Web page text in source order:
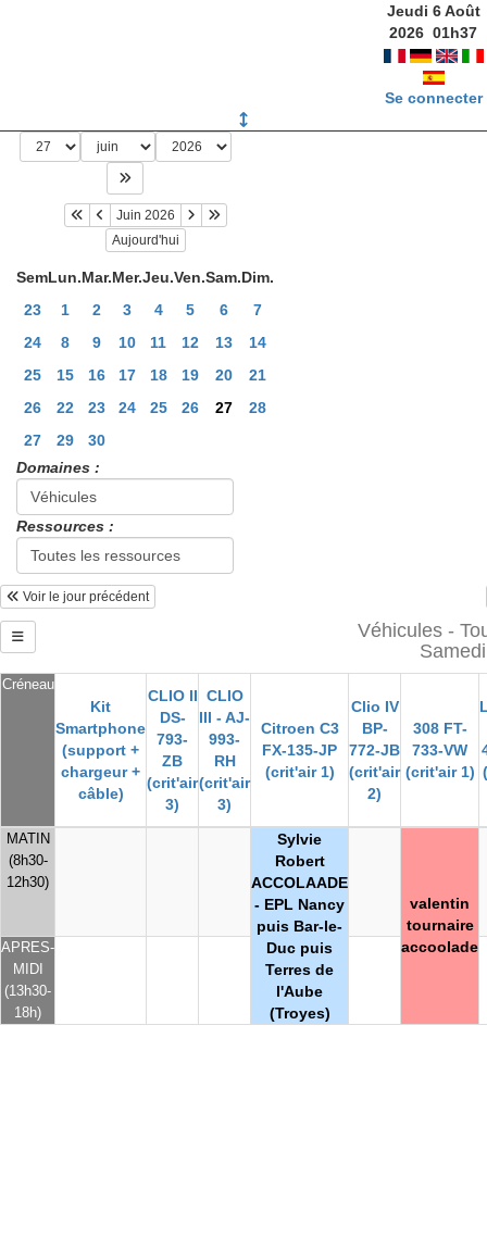
Jeudi 6 Août
2026 01h37
Se connecter
Juin 2026
Aujourd'hui
SemLun.Mar.Mer.Jeu.Ven.Sam.Dim.
23
1 2 3 4 5 6
7
24
8 9 10 11 12 13
14
25
15 16 17 18 19 20
21
26
22 23 24 25 26 27
28
27
29
30
Domaines :
Ressources :
Voir le jour précédent
Véhicules -
Créneau
Kit
Smartphone
(support +
chargeur +
câble)
CLIO II
DS-
793-
ZB
(crit'air
3)
CLIO
III - AJ-
993-
RH
(crit'air
3)
Citroen C3
FX-135-JP
(crit'air 1)
Clio IV
BP-
772-JB
(crit'air
2)
308 FT-
733-VW
(crit'air 1)
MATIN
(8h30-
12h30)
Sylvie
Robert
ACCOLAADE
- EPL Nancy
puis Bar-le-
Duc puis
Terres de
l'Aube
(Troyes)
valentin
tournaire
accoolade
APRES-
MIDI
(13h30-
18h)